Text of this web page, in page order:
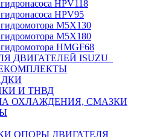
HPV118
HPV95
M5X130
M5X180
HMGF68
ДВИГАТЕЛЕЙ ISUZU
И ТНВД
ОХЛАЖДЕНИЯ, СМАЗКИ
ОПОРЫ ДВИГАТЕЛЯ